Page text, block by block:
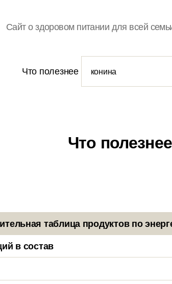
Сайт о здоровом питании для всей
Что полезнее
Что
таблица продуктов по
в состав